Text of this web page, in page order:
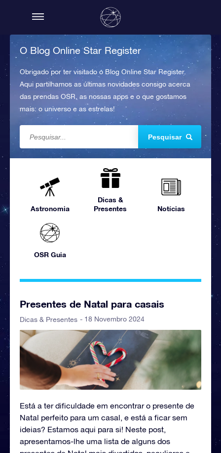
O Blog Online Star Register
Obrigado por ter visitado o Blog Online Star Register.
Aqui partilhamos as últimas novidades consigo acerca
das prendas OSR, as nossas apps e o que gostamos
mais: o universo e as estrelas!
Pesquisar
Astronomia
Dicas &
Presentes
Notícias
OSR Guia
Presentes de Natal para casais
Dicas & Presentes - 18 Novembro 2024
Está a ter dificuldade em encontrar o presente de
Natal perfeito para um casal, e está a ficar sem
ideias? Estamos aqui para si! Neste post,
apresentamos-lhe uma lista de alguns dos